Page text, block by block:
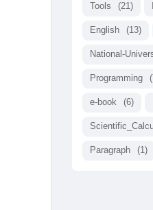
Tools (21)
English (13)
National-
Programming
e-book (6)
Paragraph (1)